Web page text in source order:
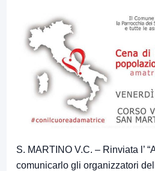
S. MARTINO V.C. – Rinviata l’
comunicarlo gli organizzatori